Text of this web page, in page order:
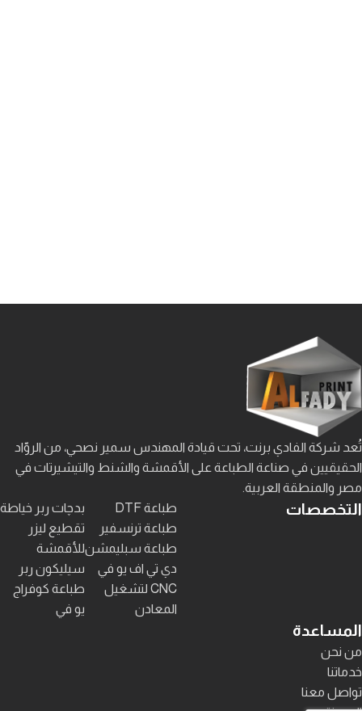
تُعد شركة الفادي برنت، تحت قيادة المهندس سمير نصحي، من الروّاد
الحقيقيين في صناعة الطباعة على الأقمشة والشنط والتيشيرتات في
مصر والمنطقة العربية.
التخصصات
طباعة DTF
طباعة ترنسفير
طباعة سبليمشن
دي تي اف يو في
CNC لتشغيل
المعادن
بدچات ربر خياطة
تقطيع ليزر
للأقمشة
سيليكون ربر
طباعة كوفراج
يو في
المساعدة
من نحن
خدماتنا
تواصل معنا